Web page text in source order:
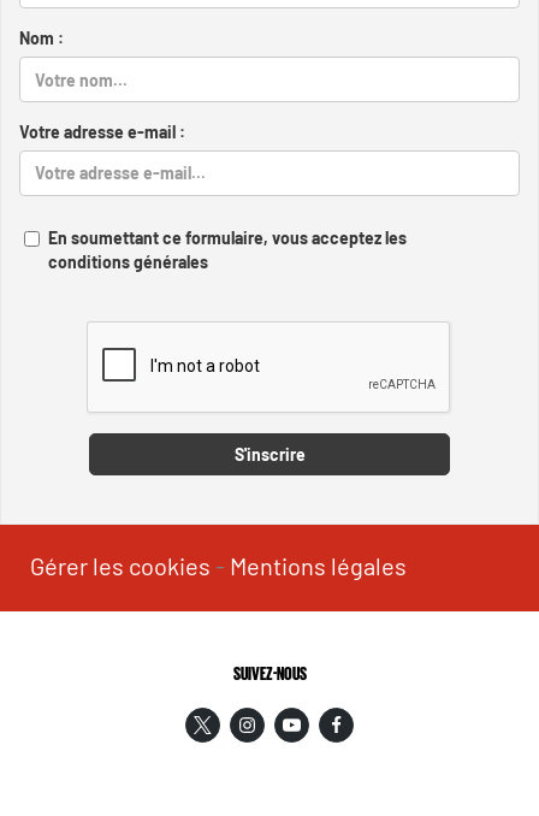
Nom :
Votre adresse e-mail :
En soumettant ce formulaire, vous acceptez les
conditions générales
S'inscrire
Gérer les cookies - Mentions légales
SUIVEZ-NOUS